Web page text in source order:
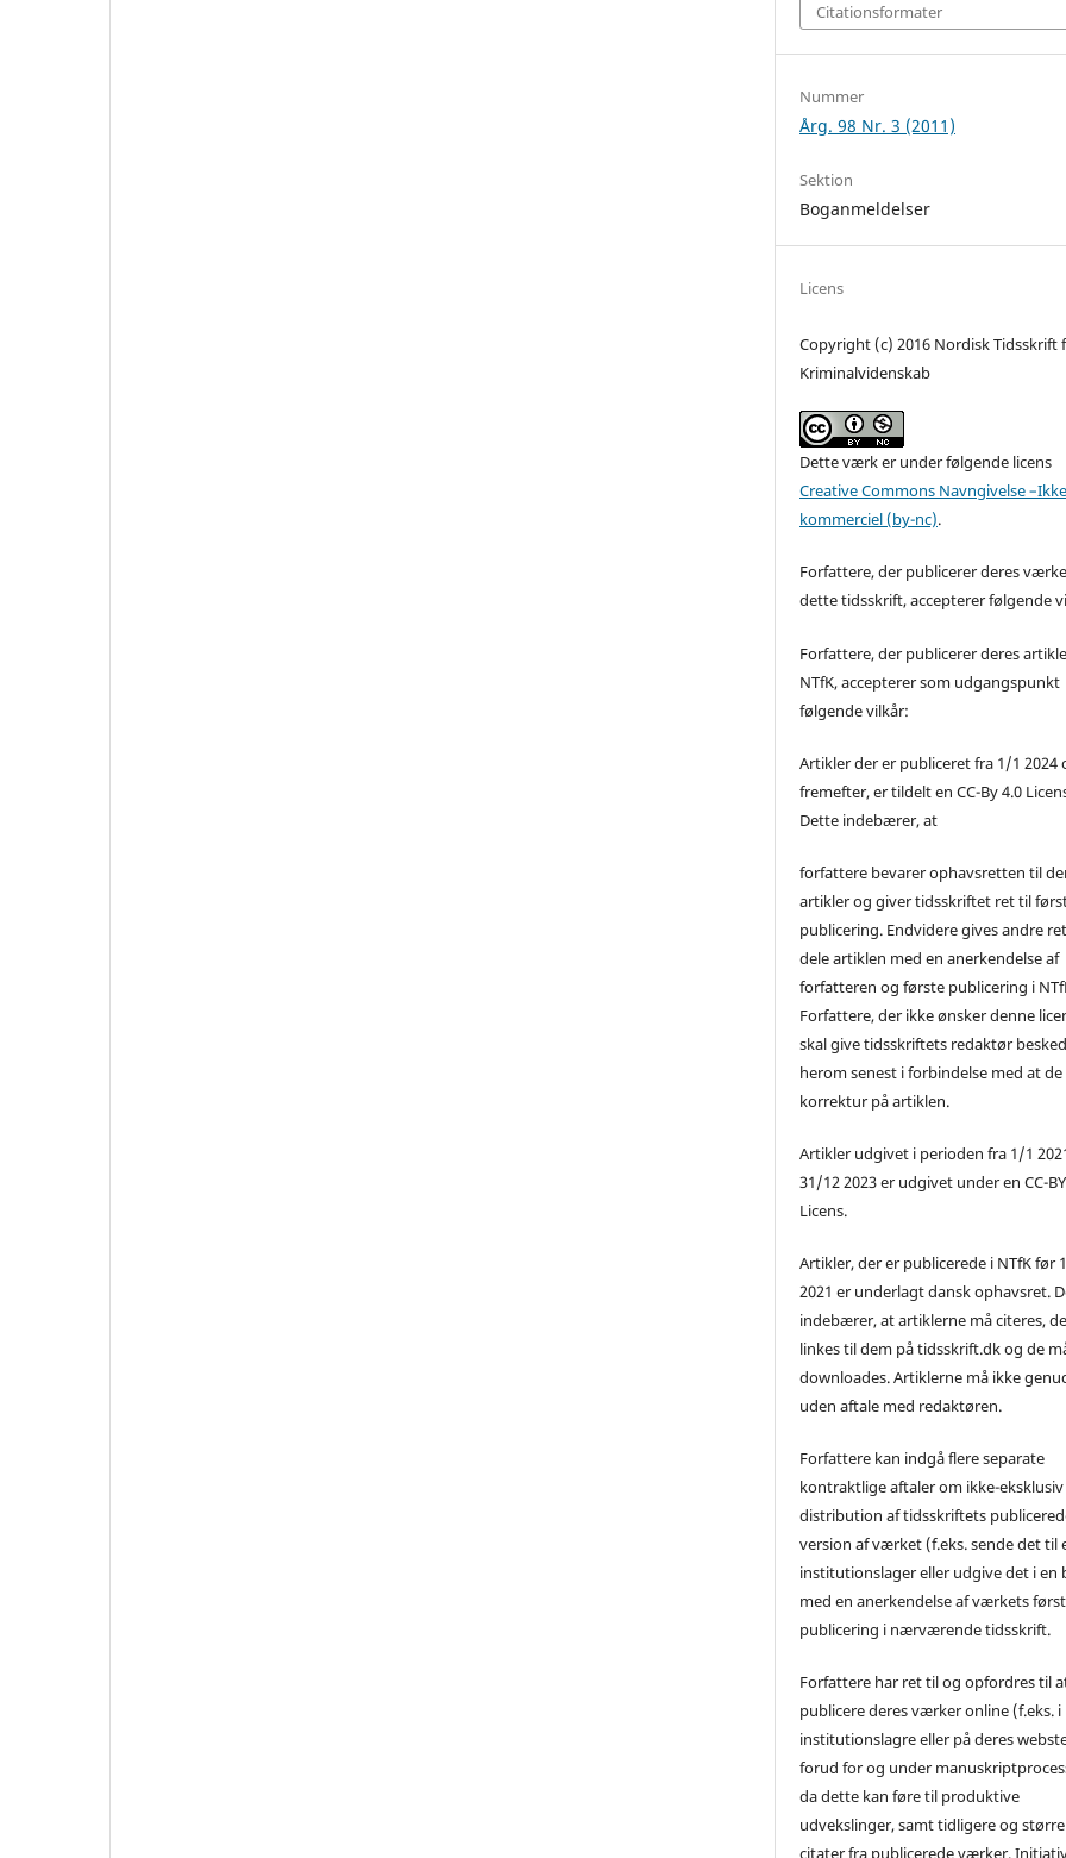
Citationsformater
Nummer
Årg. 98 Nr. 3 (2011)
Sektion
Boganmeldelser
Licens
Copyright (c) 2016 Nordisk Tidsskrift
Kriminalvidenskab
Dette værk er under følgende licens
Creative Commons Navngivelse
kommerciel (by-nc).
Forfattere, der publicerer deres
dette tidsskrift, accepterer følgende
Forfattere, der publicerer deres
NTfK, accepterer som udgangspunkt
følgende vilkår:
Artikler der er publiceret fra 1/1 2024
fremefter, er tildelt en CC-By 4.0
Dette indebærer, at
forfattere bevarer ophavsretten til
artikler og giver tidsskriftet ret til
publicering. Endvidere gives andre
dele artiklen med en anerkendelse af
forfatteren og første publicering i
Forfattere, der ikke ønsker denne
skal give tidsskriftets redaktør besked
herom senest i forbindelse med at
korrektur på artiklen.
Artikler udgivet i perioden fra 1/1
31/12 2023 er udgivet under en CC-
Licens.
Artikler, der er publicerede i NTfK før
2021 er underlagt dansk ophavsret.
indebærer, at artiklerne må citeres,
linkes til dem på tidsskrift.dk og de
downloades. Artiklerne må ikke
uden aftale med redaktøren.
Forfattere kan indgå flere separate
kontraktlige aftaler om ikke-eksklusiv
distribution af tidsskriftets
version af værket (f.eks. sende det til
institutionslager eller udgive det i en
med en anerkendelse af værkets
publicering i nærværende tidsskrift.
Forfattere har ret til og opfordres til
publicere deres værker online (f.eks. i
institutionslagre eller på deres
forud for og under
da dette kan føre til produktive
udvekslinger, samt tidligere og større
citater fra publicerede værker.